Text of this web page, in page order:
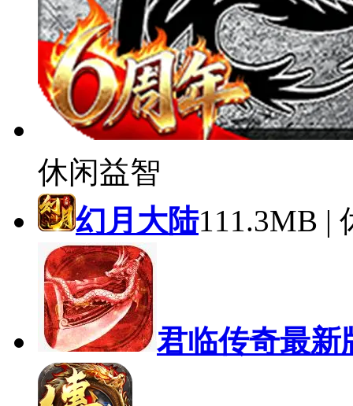
休闲益智
幻月大陆111.3MB |
君临传奇最新